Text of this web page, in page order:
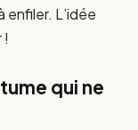
enfiler. L’idée
!
qui ne